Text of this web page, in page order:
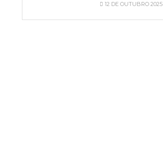
12 DE OUTUBRO 2025